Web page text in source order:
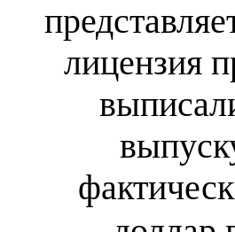
лицензия